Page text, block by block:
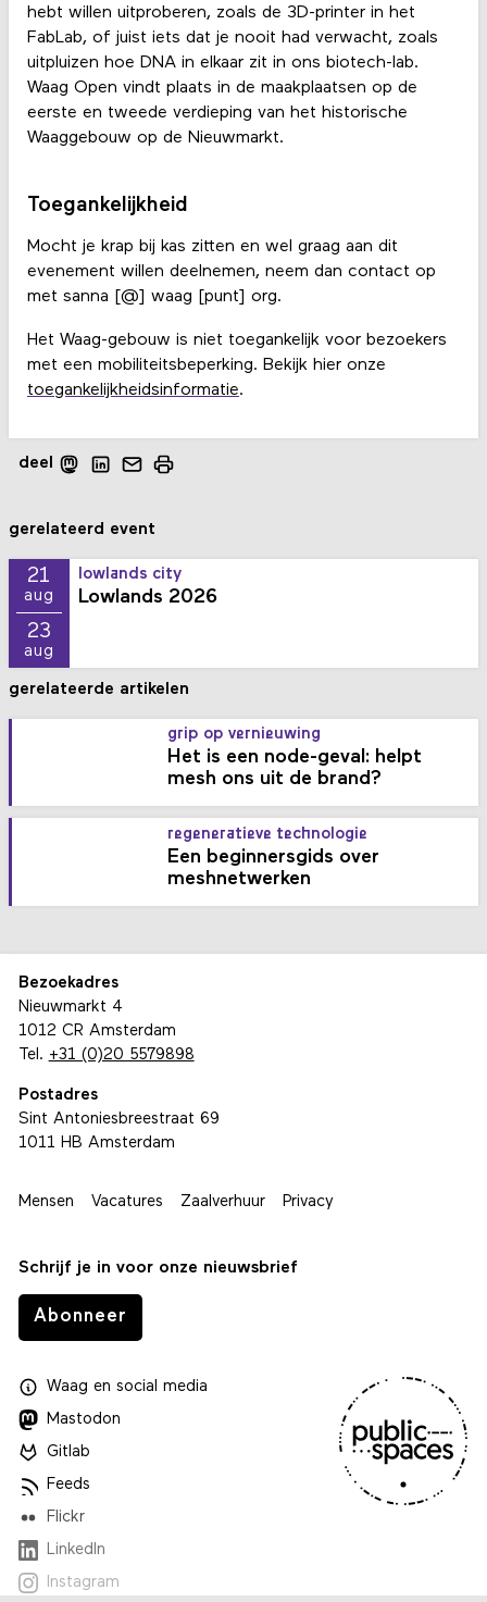
hebt willen uitproberen, zoals de 3D-printer in het
FabLab, of juist iets dat je nooit had verwacht, zoals
uitpluizen hoe DNA in elkaar zit in ons biotech-lab.
Waag Open vindt plaats in de maakplaatsen op de
eerste en tweede verdieping van het historische
Waaggebouw op de Nieuwmarkt.
Toegankelijkheid
Mocht je krap bij kas zitten en wel graag aan dit
evenement willen deelnemen, neem dan contact op
met sanna [@] waag [punt] org.
Het Waag-gebouw is niet toegankelijk voor bezoekers
met een mobiliteitsbeperking. Bekijk hier onze
toegankelijkheidsinformatie.
deel
gerelateerd event
21
aug
23
aug
lowlands city
Lowlands 2026
gerelateerde artikelen
grip op vernieuwing
Het is een node-geval: helpt
mesh ons uit de brand?
regeneratieve technologie
Een beginnersgids over
meshnetwerken
Bezoekadres
Nieuwmarkt 4
1012 CR Amsterdam
Tel. +31 (0)20 5579898
Postadres
Sint Antoniesbreestraat 69
1011 HB Amsterdam
Mensen Vacatures Zaalverhuur Privacy
Schrijf je in voor onze nieuwsbrief
Abonneer
Waagen social media
Mastodon
Gitlab
Feeds
Flickr
LinkedIn
Instagram